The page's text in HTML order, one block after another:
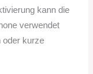
kann die
verwendet
oder kurze